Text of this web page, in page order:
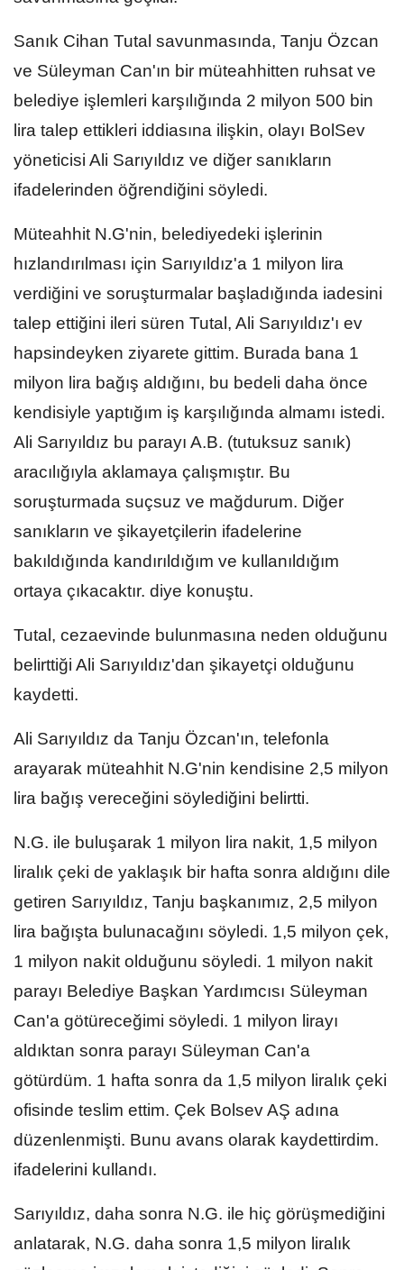
Sanık Cihan Tutal savunmasında, Tanju Özcan
ve Süleyman Can'ın bir müteahhitten ruhsat ve
belediye işlemleri karşılığında 2 milyon 500 bin
lira talep ettikleri iddiasına ilişkin, olayı BolSev
yöneticisi Ali Sarıyıldız ve diğer sanıkların
ifadelerinden öğrendiğini söyledi.
Müteahhit N.G'nin, belediyedeki işlerinin
hızlandırılması için Sarıyıldız'a 1 milyon lira
verdiğini ve soruşturmalar başladığında iadesini
talep ettiğini ileri süren Tutal, Ali Sarıyıldız'ı ev
hapsindeyken ziyarete gittim. Burada bana 1
milyon lira bağış aldığını, bu bedeli daha önce
kendisiyle yaptığım iş karşılığında almamı istedi.
Ali Sarıyıldız bu parayı A.B. (tutuksuz sanık)
aracılığıyla aklamaya çalışmıştır. Bu
soruşturmada suçsuz ve mağdurum. Diğer
sanıkların ve şikayetçilerin ifadelerine
bakıldığında kandırıldığım ve kullanıldığım
ortaya çıkacaktır. diye konuştu.
Tutal, cezaevinde bulunmasına neden olduğunu
belirttiği Ali Sarıyıldız'dan şikayetçi olduğunu
kaydetti.
Ali Sarıyıldız da Tanju Özcan'ın, telefonla
arayarak müteahhit N.G'nin kendisine 2,5 milyon
lira bağış vereceğini söylediğini belirtti.
N.G. ile buluşarak 1 milyon lira nakit, 1,5 milyon
liralık çeki de yaklaşık bir hafta sonra aldığını dile
getiren Sarıyıldız, Tanju başkanımız, 2,5 milyon
lira bağışta bulunacağını söyledi. 1,5 milyon çek,
1 milyon nakit olduğunu söyledi. 1 milyon nakit
parayı Belediye Başkan Yardımcısı Süleyman
Can'a götüreceğimi söyledi. 1 milyon lirayı
aldıktan sonra parayı Süleyman Can'a
götürdüm. 1 hafta sonra da 1,5 milyon liralık çeki
ofisinde teslim ettim. Çek Bolsev AŞ adına
düzenlenmişti. Bunu avans olarak kaydettirdim.
ifadelerini kullandı.
Sarıyıldız, daha sonra N.G. ile hiç görüşmediğini
anlatarak, N.G. daha sonra 1,5 milyon liralık